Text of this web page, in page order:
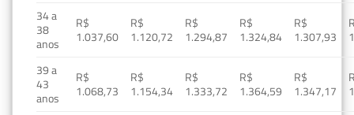
34 a
38
anos
R$
1.037,60
R$
1.120,72
R$
1.294,87
R$
1.324,84
R$
1.307,93
39 a
43
anos
R$
1.068,73
R$
1.154,34
R$
1.333,72
R$
1.364,59
R$
1.347,17